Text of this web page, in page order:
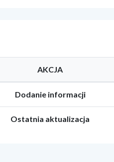
AKCJA
Dodanie informacji
Ostatnia aktualizacja